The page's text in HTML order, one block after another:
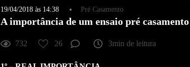
19/04/2018 às 14:38 Pré Casamento
A importância de um ensaio pré casamento
732 26 3min de leitura